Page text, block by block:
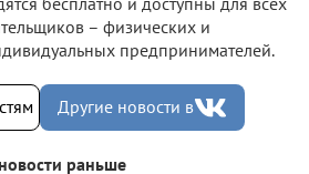
– физических и
предпринимателей.
Другие новости в
раньше